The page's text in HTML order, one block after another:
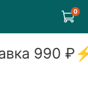
0
990₽